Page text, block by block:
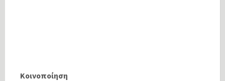
Κοινοποίηση